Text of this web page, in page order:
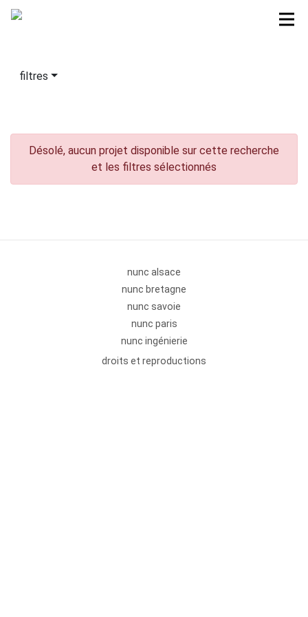
filtres
Désolé, aucun projet disponible sur cette recherche
et les filtres sélectionnés
nunc alsace
nunc bretagne
nunc savoie
nunc paris
nunc ingénierie
droits et reproductions